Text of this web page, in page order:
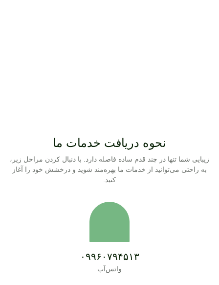
نحوه دریافت خدمات ما
زیبایی شما تنها در چند قدم ساده فاصله دارد. با دنبال کردن مراحل زیر،
به راحتی می‌توانید از خدمات ما بهره‌مند شوید و درخشش خود را آغاز
کنید.
۰۹۹۶۰۷۹۴۵۱۳
واتس‌آپ